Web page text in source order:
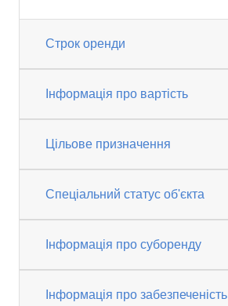
Строк оренди
Інформація про вартість
Цільове призначення
Спеціальний статус об'єкта
Інформація про суборенду
Інформація про забезпеченість